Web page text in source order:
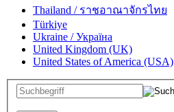
Thailand / ราชอาณาจักรไทย
Türkiye
Ukraine / Україна
United Kingdom (UK)
United States of America (USA)